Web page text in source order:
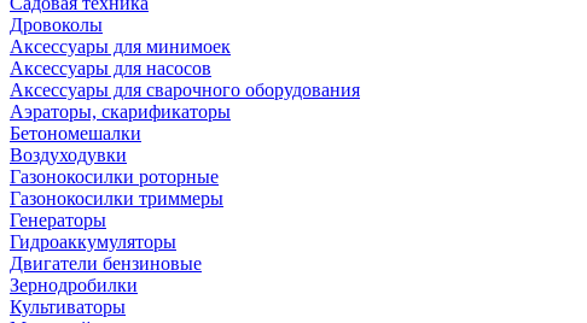
Дровоколы
Аксессуары для минимоек
Аксессуары для насосов
Аксессуары для сварочного оборудования
Аэраторы, скарификаторы
Бетономешалки
Воздуходувки
Газонокосилки роторные
Газонокосилки триммеры
Генераторы
Гидроаккумуляторы
Двигатели бензиновые
Зернодробилки
Культиваторы